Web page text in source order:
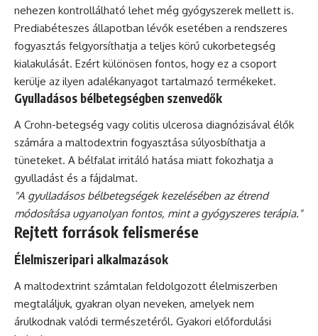
nehezen kontrollálható lehet még gyógyszerek mellett is.
Prediabéteszes állapotban lévők esetében a rendszeres
fogyasztás felgyorsíthatja a teljes körű cukorbetegség
kialakulását. Ezért különösen fontos, hogy ez a csoport
kerülje az ilyen adalékanyagot tartalmazó termékeket.
Gyulladásos bélbetegségben szenvedők
A Crohn-betegség vagy colitis ulcerosa diagnózisával élők
számára a maltodextrin fogyasztása súlyosbíthatja a
tüneteket. A bélfalat irritáló hatása miatt fokozhatja a
gyulladást és a fájdalmat.
"A gyulladásos bélbetegségek kezelésében az étrend
módosítása ugyanolyan fontos, mint a gyógyszeres terápia."
Rejtett források felismerése
Élelmiszeripari alkalmazások
A maltodextrint számtalan feldolgozott élelmiszerben
megtaláljuk, gyakran olyan neveken, amelyek nem
árulkodnak valódi természetéről. Gyakori előfordulási